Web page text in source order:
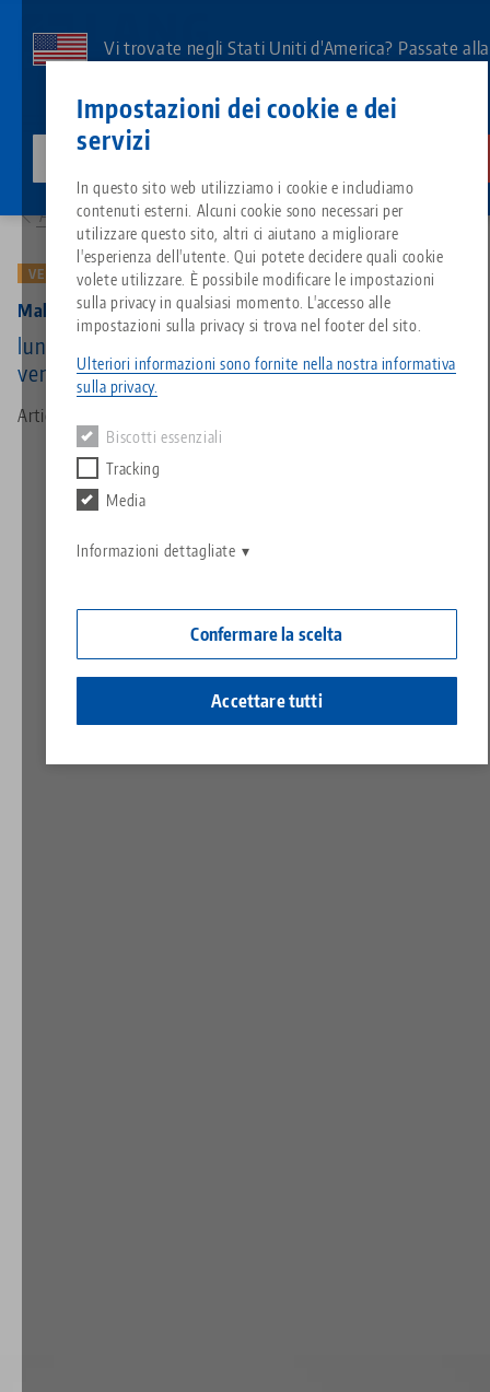
Impostazioni dei cookie e dei
servizi
In questo sito web utilizziamo i cookie e includiamo
contenuti esterni. Alcuni cookie sono necessari per
utilizzare questo sito, altri ci aiutano a migliorare
l'esperienza dell'utente. Qui potete decidere quali cookie
volete utilizzare. È possibile modificare le impostazioni
sulla privacy in qualsiasi momento. L'accesso alle
impostazioni sulla privacy si trova nel footer del sito.
Ulteriori informazioni sono fornite nella nostra informativa
sulla privacy.
Biscotti essenziali
Tracking
Media
Informazioni dettagliate
Confermare la scelta
Accettare tutti
contenuto
Vi trovate negli Stati Uniti d'America? Passate alla
specifici del Paese.
Tutto da un'unica fonte
Sistema di serraggio a punto
Sistemi di staffaggio
Gruppo di prodotti
Tipi di prodotto
Panoramica dei prodotti
Informazioni su LANG
Filosofia
Innovazioni
Download
FAQ
Richiesta catalogo
Blog
Notizie
Eventi
Prodotti abbinati
Siamo spiacenti. Non abbiamo trovato alcun risultato.
Vai alla pagina del prodotto
Servizi
Quicklinks
Search
Download
Downloads
Contatto
Breadcrumb
Alla panoramica dei prodotti
VECCHIA VERSIONE
Makro•Grip® 125, Set mandrino + pezzo centrale
lunghezza del mandrino 165 mm (vecchia
versione)
Articolo n. 4025165